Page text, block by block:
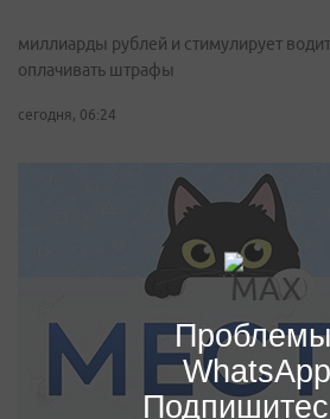
миллиарды рублей и стимулирует
оплачивать штрафы
сегодня, 06:24